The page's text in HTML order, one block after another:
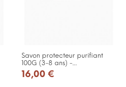
Savon protecteur purifiant
100G (3-8 ans) -...
16,00 €